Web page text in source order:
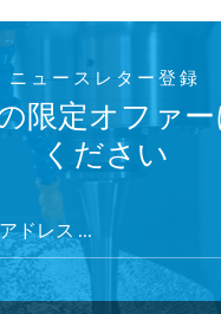
ニュースレター登録
限定オファ
ください